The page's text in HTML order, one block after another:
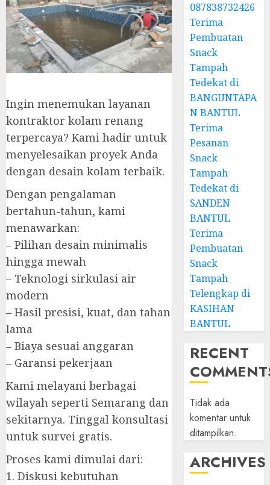
Ingin menemukan layanan
kontraktor kolam renang
terpercaya? Kami hadir untuk
menyelesaikan proyek Anda
dengan desain kolam terbaik.
Dengan pengalaman
bertahun-tahun, kami
menawarkan:
– Pilihan desain minimalis
hingga mewah
– Teknologi sirkulasi air
modern
– Hasil presisi, kuat, dan tahan
lama
– Biaya sesuai anggaran
– Garansi pekerjaan
Kami melayani berbagai
wilayah seperti Semarang dan
sekitarnya. Tinggal konsultasi
untuk survei gratis.
Proses kami dimulai dari:
1. Diskusi kebutuhan
087838732426
Terima
Pembuatan
Snack
Tampah
Tedekat di
BANGUNTAPA
N BANTUL
Terima
Pesanan
Snack
Tampah
Tedekat di
SANDEN
BANTUL
Terima
Pembuatan
Snack
Tampah
Telengkap di
KASIHAN
BANTUL
RECENT
Tidak ada
komentar untuk
ditampilkan.
ARCHIVES